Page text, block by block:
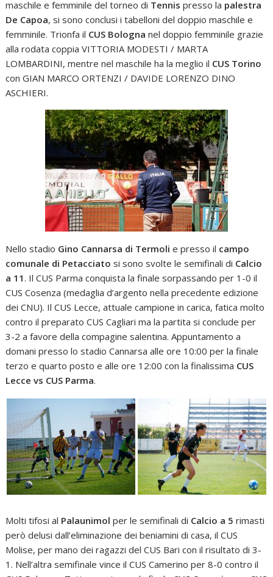
maschile e femminile del torneo di Tennis presso la palestra
De Capoa, si sono conclusi i tabelloni del doppio maschile e
femminile. Trionfa il CUS Bologna nel doppio femminile grazie
alla rodata coppia VITTORIA MODESTI / MARTA
LOMBARDINI, mentre nel maschile ha la meglio il CUS Torino
con GIAN MARCO ORTENZI / DAVIDE LORENZO DINO
ASCHIERI.
Nello stadio Gino Cannarsa di Termoli e presso il campo
comunale di Petacciato si sono svolte le semifinali di Calcio
a 11 . Il CUS Parma conquista la finale sorpassando per 1-0 il
CUS Cosenza (medaglia d’argento nella precedente edizione
dei CNU). Il CUS Lecce, attuale campione in carica, fatica molto
contro il preparato CUS Cagliari ma la partita si conclude per
3-2 a favore della compagine salentina. Appuntamento a
domani presso lo stadio Cannarsa alle ore 10:00 per la finale
terzo e quarto posto e alle ore 12:00 con la finalissima CUS
Lecce vs CUS Parma.
Molti tifosi al Palaunimolper le semifinali di Calcio a 5 rimasti
però delusi dall’eliminazione dei beniamini di casa, il CUS
Molise, per mano dei ragazzi del CUS Bari con il risultato di 3-
1. Nell’altra semifinale vince il CUS Camerino per 8-0 contro il